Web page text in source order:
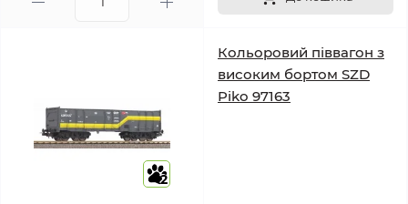
2
Кольоровий піввагон з
високим бортом SZD
Piko 97163